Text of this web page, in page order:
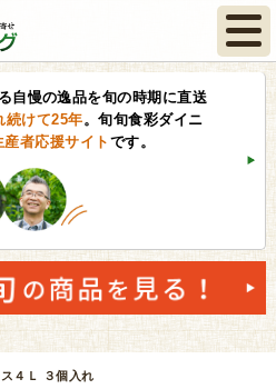
自慢の逸品を旬の時期に直送
続けて25年。旬旬食彩ダイニ
者応援サイト です。
４Ｌ ３個入れ